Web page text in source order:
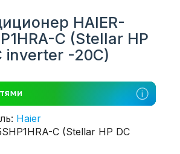
HAIER-
C (Stellar HP
inverter -20С)
Haier
C (Stellar HP DC